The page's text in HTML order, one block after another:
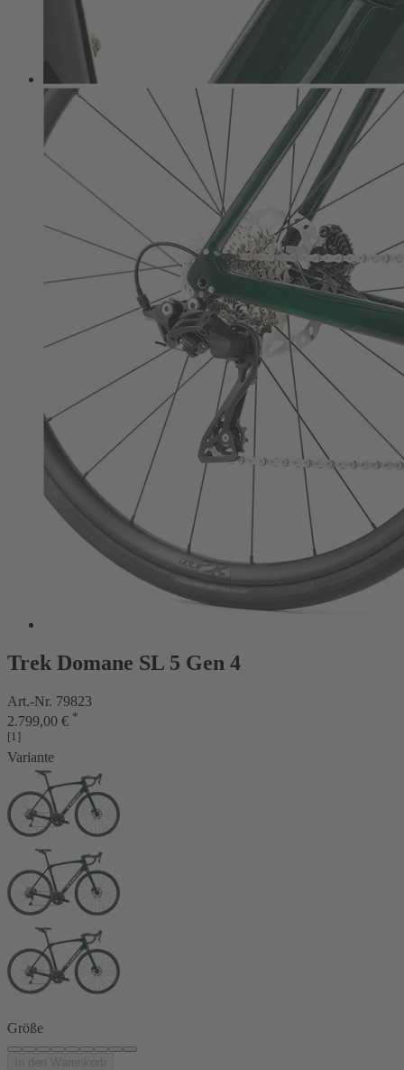
Trek Domane SL 5 Gen 4
Art.-Nr. 79823
2.799,00 € *
[1]
Variante
Größe